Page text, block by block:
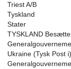
Triest A/B
Tyskland
Stater
TYSKLAND
Ukraine (Tysk Post i)